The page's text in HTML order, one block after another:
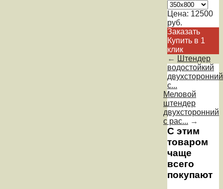
Цена: 12500
руб.
Заказать
Купить в 1
клик
← Штендер
водостойкий
двухсторонний
с...
Меловой
штендер
двухсторонний
с рас... →
С этим
товаром
чаще
всего
покупают